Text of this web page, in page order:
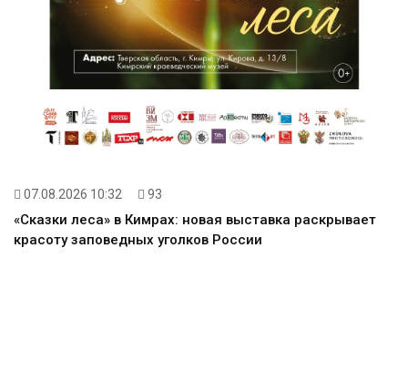
07.08.2026 10:32 93
«Сказки леса» в Кимрах: новая выставка раскрывает
красоту заповедных уголков России